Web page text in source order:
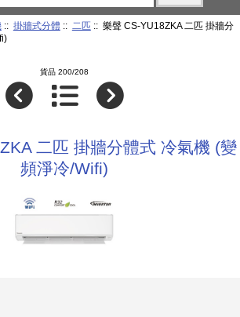
:: 掛牆式分體 :: 二匹:: 樂聲 CS-YU18ZKA 二匹 掛牆分
貨品 200/208
二匹 掛牆分體式 冷氣機 (變
頻淨冷/Wifi)